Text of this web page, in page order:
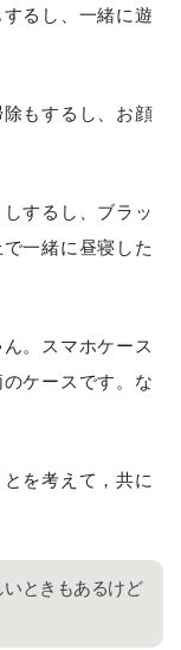
るし、一緒に遊
もするし、お顔
するし、ブラッ
一緒に昼寝した
。スマホケース
ケースです。な
を考えて，共に
ときもあるけど